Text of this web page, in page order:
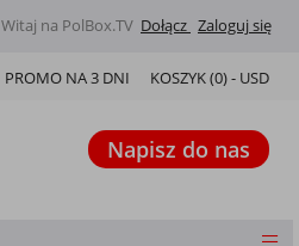
Witaj na PolBox.TV Dołącz Zaloguj się
KOSZYK (0) - USD
PROMO NA 3 DNI
Napisz do nas